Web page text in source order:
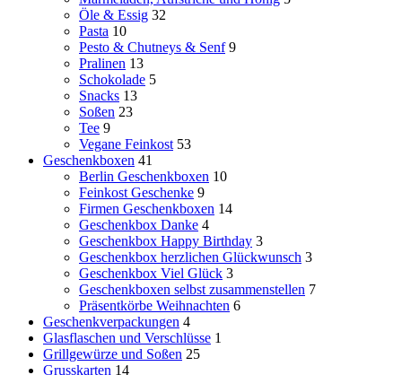
Öle & Essig 32
Pasta 10
Pesto & Chutneys & Senf 9
Pralinen 13
Schokolade 5
Snacks 13
Soßen 23
Tee 9
Vegane Feinkost 53
Geschenkboxen 41
Berlin Geschenkboxen 10
Feinkost Geschenke 9
Firmen Geschenkboxen 14
Geschenkbox Danke 4
Geschenkbox Happy Birthday 3
Geschenkbox herzlichen Glückwunsch 3
Geschenkbox Viel Glück 3
Geschenkboxen selbst zusammenstellen 7
Präsentkörbe Weihnachten 6
Geschenkverpackungen 4
Glasflaschen und Verschlüsse 1
Grillgewürze und Soßen 25
Grusskarten 14